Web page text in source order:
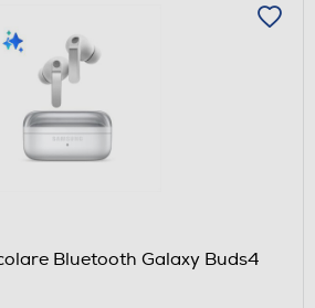
Bluetooth Galaxy Buds4